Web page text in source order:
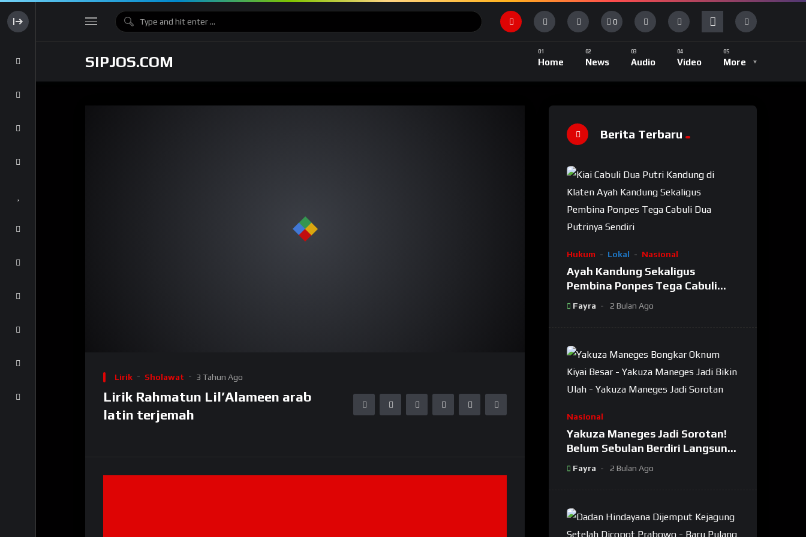
0
SIPJOS.COM Home News Audio Video More
Lirik Sholawat 3 Tahun Ago
Lirik Rahmatun Lil’Alameen arab
latin terjemah
Berita Terbaru
Hukum Lokal Nasional
Ayah Kandung Sekaligus
Pembina Ponpes Tega Cabuli
Dua Putrinya Sendiri
Fayra 2 Bulan Ago
Nasional
Yakuza Maneges Jadi Sorotan!
Belum Sebulan Berdiri Langsung
Bikin Ulah: Bongkar Oknum Kiyai
Besar
Fayra 2 Bulan Ago